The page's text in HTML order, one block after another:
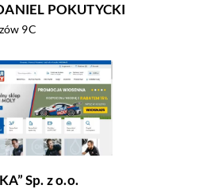
POKUTYCKI
9C
Sp. z o.o.